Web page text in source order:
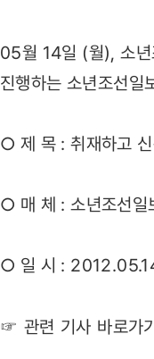
기사
배웠어요"
05월 14일 (월), 소년
진행하는 소년조선일
○ 제 목 : 취재하고
○ 매 체 : 소년조선일
○ 일 시 :
☞ 관련 기사 바로가